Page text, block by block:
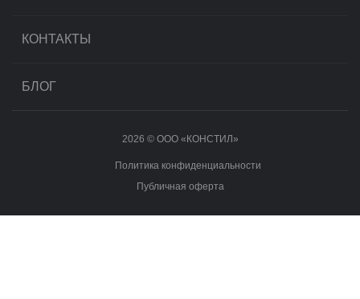
КОНТАКТЫ
БЛОГ
2026 © OOO «КОНСТИЛ»
Политика конфиденциальности
Публичная оферта